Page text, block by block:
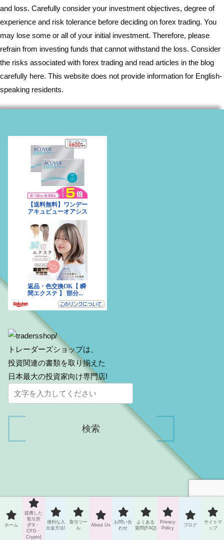
and loss. Carefully consider your investment objectives, degree of
experience and risk tolerance before deciding on forex trading. You
may lose some or all of your initial investment. Therefore, please
refrain from investing funds that cannot withstand the loss. Consider
the risks associated with forex trading and read articles in the blog
carefully here. This website does not provide information for English-
speaking residents.
トレーダーズショップは、
投資関連の書類を取り揃えた
日本最大の投資家向け専門店!
Risk Warning
Forex or CFD trading is not suitable for all investors. Leveraged
trading can be a huge profit, but it can also be a big risk and
ホーム
提携した
取引所
(FX・
CFD・
Crypto)
便利な入
出金方法!
取引ツー
ル
About Us
お問い合
わせ
よくある
質問(FAQ)
Privacy
Policy
ブログ
サイトマ
ップ